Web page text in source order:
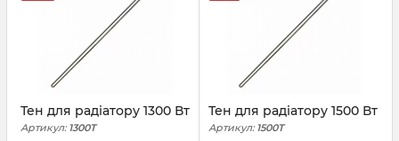
Тен для радіатору 1300 Вт
Артикул: 1300T
Тен для радіатору 1500 Вт
Артикул: 1500T